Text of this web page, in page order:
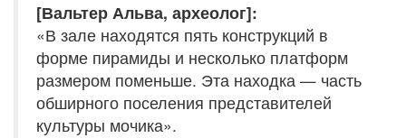
[Вальтер Альва, археолог]:
«В зале находятся пять конструкций в
форме пирамиды и несколько платформ
размером поменьше. Эта находка — часть
обширного поселения представителей
культуры мочика».